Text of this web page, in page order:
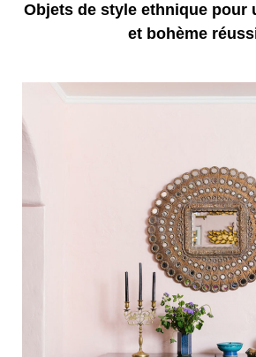
Objets de style ethnique pour
et bohème